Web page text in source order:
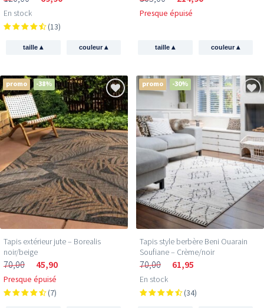
En stock
(13)
taille▴ couleur▴
Presque épuisé
taille▴ couleur▴
promo -38%
Tapis extérieur jute​ – Borealis
noir/beige
70,00 45,90
Presque épuisé
(7)
promo -30%
Tapis style berbère Beni Ouarain
Soufiane – Crème/noir
70,00 61,95
En stock
(34)